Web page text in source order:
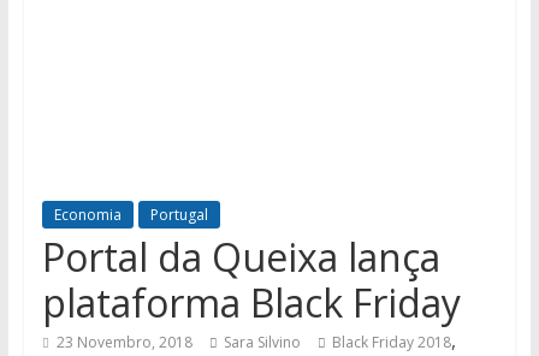
Economia Portugal
Portal da Queixa lança
plataforma Black Friday
23 Novembro, 2018 Sara Silvino Black Friday 2018,